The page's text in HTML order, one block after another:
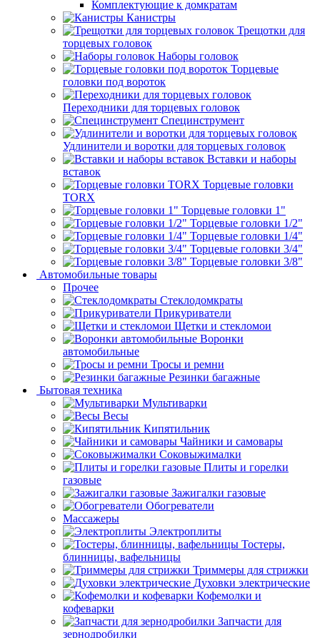
Комплектующие к домкратам
Канистры
Трещотки для
торцевых головок
Наборы головок
Торцевые
головки под вороток
Переходники для торцевых головок
Специнструмент
Удлинители и воротки для торцевых головок
Вставки и наборы
вставок
Торцевые головки
TORX
Торцевые головки 1"
Торцевые головки 1/2"
Торцевые головки 1/4"
Торцевые головки 3/4"
Торцевые головки 3/8"
Автомобильные товары
Прочее
Стеклодомкраты
Прикуриватели
Щетки и стекломои
Воронки
автомобильные
Тросы и ремни
Резинки багажные
Бытовая техника
Мультиварки
Весы
Кипятильник
Чайники и самовары
Соковыжималки
Плиты и горелки
газовые
Зажигалки газовые
Обогреватели
Массажеры
Электроплиты
Тостеры,
блинницы, вафельницы
Триммеры для стрижки
Духовки электрические
Кофемолки и
кофеварки
Запчасти для
зернодробилки